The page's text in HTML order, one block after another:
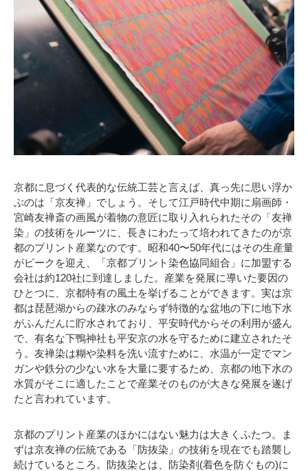
京都に息づく代表的な伝統工芸と言えば、真っ先に思い浮か
ぶのは「京友禅」でしょう。そして江戸時代中期に扇画師・
宮崎友禅斎の画風が着物の意匠に取り入れられたその「友禅
染」の技術をルーツに、長きにわたって培われてきたのが京
都のプリント産業なのです。昭和40〜50年代にはその生産量
がピークを迎え、「京都プリント染色協同組合」に加盟する
会社は約120社に到達しました。産業を発展に導いた要因の
ひとつに、京都特有の風土を挙げることができます。実は京
都は琵琶湖からの疎水のみならず特徴的な盆地の下に地下水
がふんだんに貯水されており、平安時代からその利用が盛ん
で、有名な下鴨神社も平安京の水を守るために建立されたそ
う。友禅染は糊や染料を洗い流すために、水温が一定でマン
ガンや鉄分の少ない水を大量に要するため、京都の地下水の
水質がそこに適したことで産業そのものが大きな発展を遂げ
たと言われています。
京都のプリント産業のほかにはない魅力は大きくふたつ。ま
ずは京友禅の伝統である「防抜染」の技術を現在でも踏襲し
続けているところ。防抜染とは、防染剤(着色を防ぐもの)に